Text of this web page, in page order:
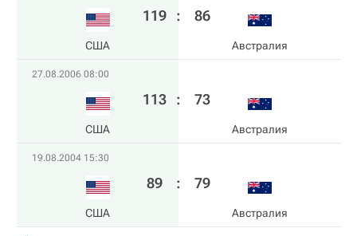
США
119 : 86
Австралия
27.08.2006 08:00
США
113 : 73
Австралия
19.08.2004 15:30
США
89 : 79
Австралия